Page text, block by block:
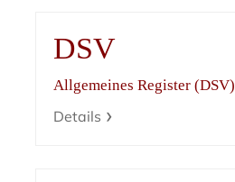
DSV
Allgemeines Register (DSV)
Details